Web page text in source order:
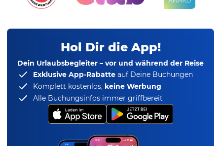
Hol Dir die App!
Dein Urlaubsbegleiter – vor und während der Reise
Exklusive App-Rabatte auf Deine Buchungen
Komplett kostenlos, keine Werbung
Alle Buchungsinfos immer griffbereit